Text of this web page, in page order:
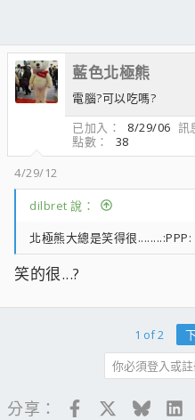
藍色北極熊
電腦?可以吃嗎?
已加入
8/29/06 訊
點數
38
4/29/12
dilbret 說：
北極熊大總是笑得很........:PPP:
笑的很...?
1 of 2
你必須登入或
分享： Facebook